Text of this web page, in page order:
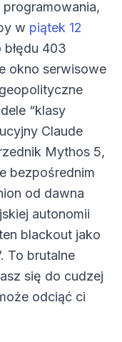
w piątek 12
403
okno serwisowe
“klasy
Claude
Mythos 5,
bezpośrednim
od dawna
autonomii
blackout jako
To brutalne
się do cudzej
odciąć ci